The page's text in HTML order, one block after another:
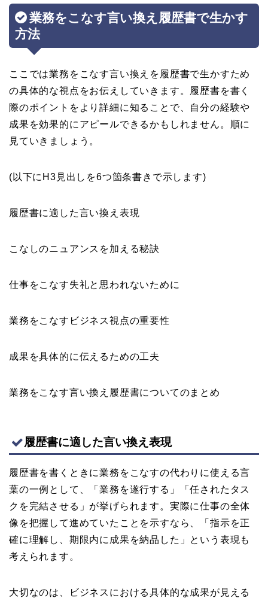
業務をこなす言い換え履歴書で生かす
方法
ここでは業務をこなす言い換えを履歴書で生かすため
の具体的な視点をお伝えしていきます。履歴書を書く
際のポイントをより詳細に知ることで、自分の経験や
成果を効果的にアピールできるかもしれません。順に
見ていきましょう。
(以下にH3見出しを6つ箇条書きで示します)
履歴書に適した言い換え表現
こなしのニュアンスを加える秘訣
仕事をこなす失礼と思われないために
業務をこなすビジネス視点の重要性
成果を具体的に伝えるための工夫
業務をこなす言い換え履歴書についてのまとめ
履歴書に適した言い換え表現
履歴書を書くときに業務をこなすの代わりに使える言
葉の一例として、「業務を遂行する」「任されたタス
クを完結させる」が挙げられます。実際に仕事の全体
像を把握して進めていたことを示すなら、「指示を正
確に理解し、期限内に成果を納品した」という表現も
考えられます。
大切なのは、ビジネスにおける具体的な成果が見える